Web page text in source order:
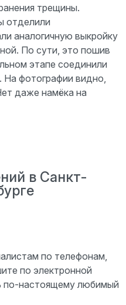
трещины.
отделили
аналогичную выкройку
По сути, это пошив
этапе соединили
фотографии видно,
даже намёка на
по телефонам,
по электронной
настоящему любимый